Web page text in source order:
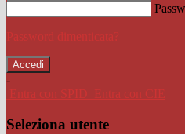
Password dimenticata?
-
Entra con SPID
Entra con CIE
Seleziona utente